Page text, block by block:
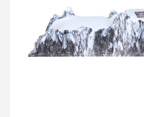
Горы и склоны
Деревья
Аксессуары
Карта сайта
Русский
Українська